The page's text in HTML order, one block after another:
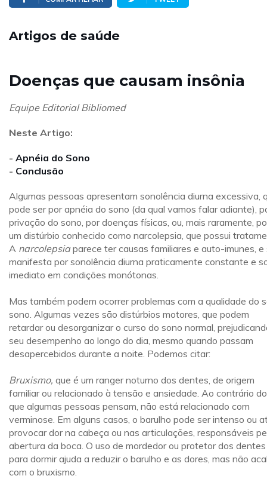
Artigos de saúde
Doenças que causam insônia
Equipe Editorial Bibliomed
Neste Artigo:
- Apnéia do Sono
- Conclusão
Algumas pessoas apresentam sonolência diurna excessiva,
pode ser por apnéia do sono (da qual vamos falar adiante),
privação do sono, por doenças físicas, ou, mais raramente,
um distúrbio conhecido como narcolepsia, que possui
A narcolepsiaparece ter causas familiares e auto-imunes, e
manifesta por sonolência diurna praticamente constante e
imediato em condições monótonas.
Mas também podem ocorrer problemas com a qualidade do
sono. Algumas vezes são distúrbios motores, que podem
retardar ou desorganizar o curso do sono normal,
seu desempenho ao longo do dia, mesmo quando passam
desapercebidos durante a noite. Podemos citar:
Bruxismo, que é um ranger noturno dos dentes, de origem
familiar ou relacionado à tensão e ansiedade. Ao contrário do
que algumas pessoas pensam, não está relacionado com
verminose. Em alguns casos, o barulho pode ser intenso ou
provocar dor na cabeça ou nas articulações, responsáveis
abertura da boca. O uso de mordedor ou protetor dos dentes
para dormir ajuda a reduzir o barulho e as dores, mas não
com o bruxismo.